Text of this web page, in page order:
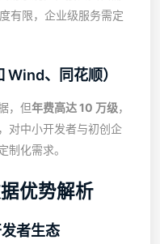
有限，企业级服务需定
、同花顺）
，但年费高达 10 万级，
对中小开发者与初创企
制化需求。
优势解析
者生态